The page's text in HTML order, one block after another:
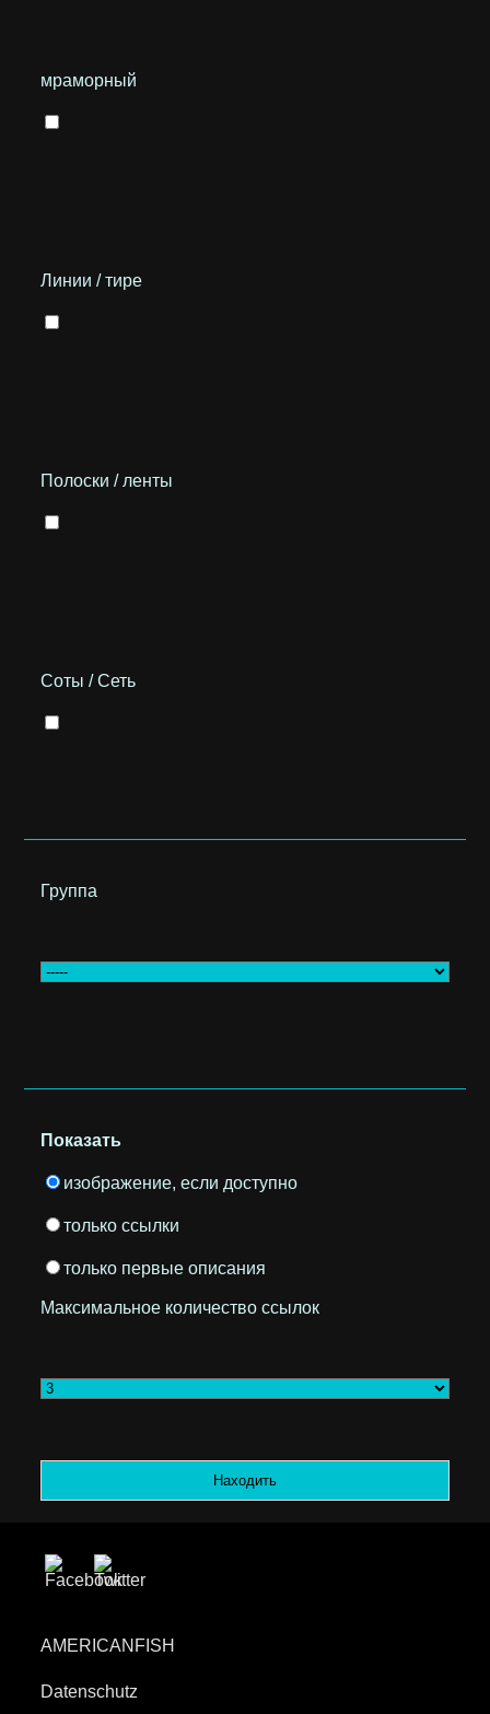
мраморный
Линии / тире
Полоски / ленты
Соты / Сеть
Группа
Показать
изображение, если доступно
только ссылки
только первые описания
Максимальное количество ссылок
AMERICANFISH
Datenschutz